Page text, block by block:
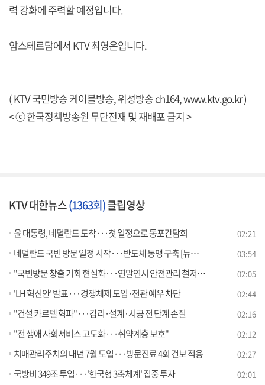
력 강화에 주력할 예정입니다.
암스테르담에서 KTV 최영은입니다.
( KTV 국민방송 케이블방송, 위성방송 ch164,www.ktv.go.kr)
< ⓒ 한국정책방송원 무단전재 및 재배포 금지 >
KTV 대한뉴스(1363회)클립영상
윤 대통령, 네덜란드 도착···첫 일정으로 동포간담회 02:21
네덜란드 국빈 방문 일정 시작···반도체 동맹 구축 [뉴스의 맥] 03:54
"국빈방문 창출 기회 현실화···연말연시 안전관리 철저히" 02:05
'LH 혁신안' 발표···경쟁체제 도입·전관 예우 차단 02:44
"건설 카르텔 혁파"···감리·설계·시공 전 단계 손질 02:16
"전 생애 사회서비스 고도화···취약계층 보호" 02:12
치매관리주치의 내년 7월 도입···방문진료 4회 건보 적용 02:27
국방비 349조 투입···'한국형 3축체계' 집중 투자 02:01